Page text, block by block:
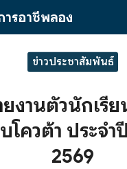
รอาชีพลอง
ข่าวประชาสัมพันธ์
ยงานตัวนักเรี
โควต้า ประจำ
2569